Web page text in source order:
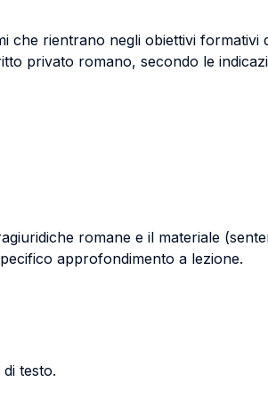
che rientrano negli obiettivi
privato romano, secondo le
romane e il materiale
approfondimento a lezione.
testo.